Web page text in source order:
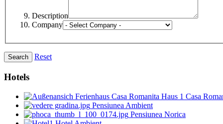
Description
Company
Reset
Hotels
Casa
Pensiunea Ambient
Pensiunea Norica